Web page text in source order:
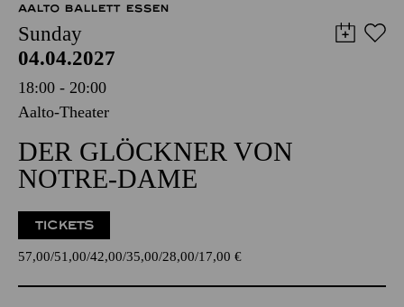
AALTO BALLETT ESSEN
Sunday
04.04.2027
18:00 - 20:00
Aalto-Theater
DER GLÖCKNER VON
NOTRE-DAME
TICKETS
57,00 51,00 42,00 35,00 28,00 17,00 €